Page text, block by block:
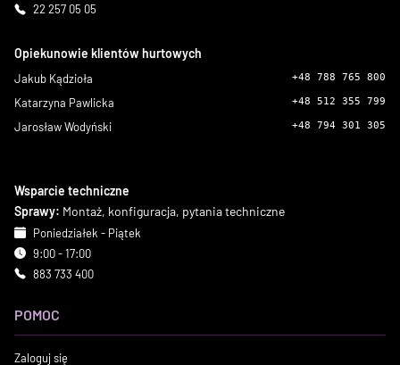
22 257 05 05
Opiekunowie klientów hurtowych
Jakub Kądzioła +48 788 765 800
Katarzyna Pawlicka +48 512 355 799
Jarosław Wodyński +48 794 301 305
Wsparcie techniczne
Sprawy: Montaż, konfiguracja, pytania techniczne
Poniedziałek - Piątek
9:00 - 17:00
883 733 400
POMOC
Zaloguj się